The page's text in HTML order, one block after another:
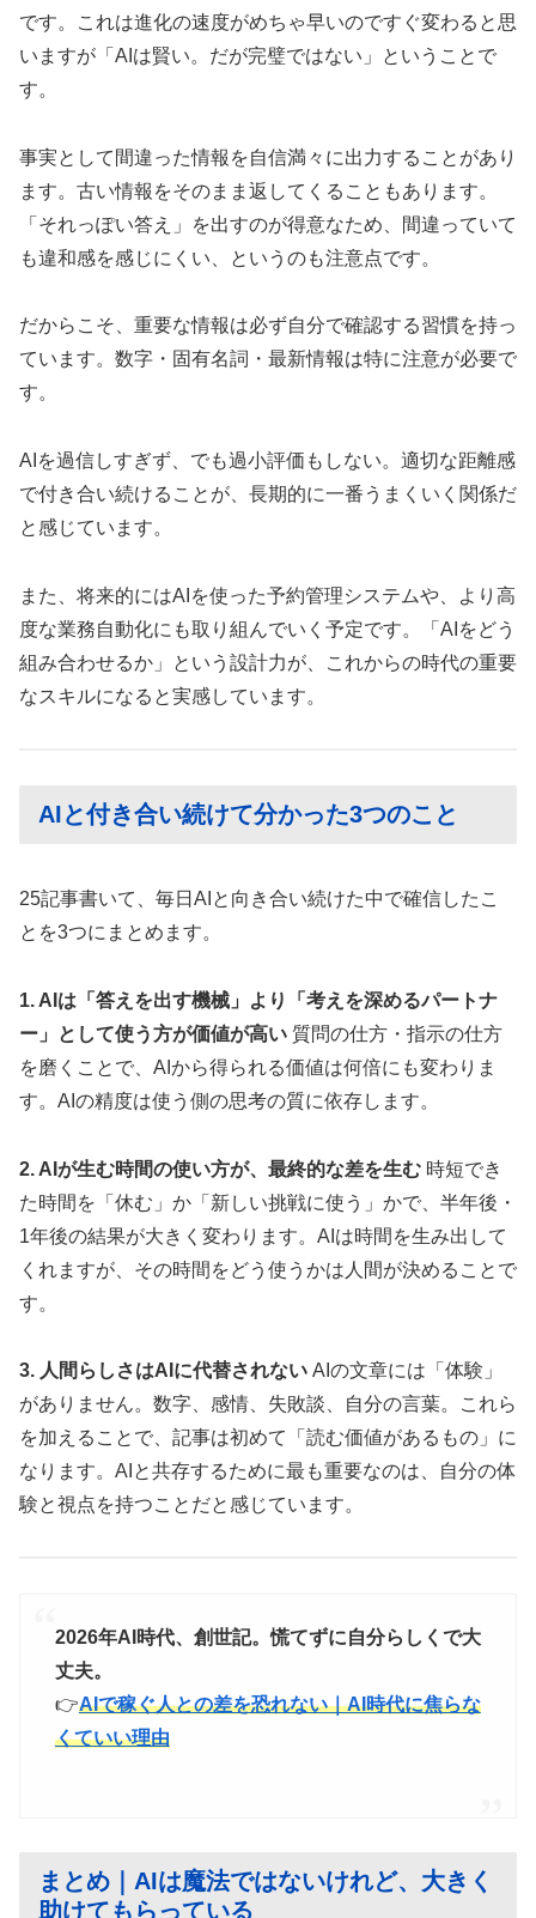
です。これは進化の速度がめちゃ早いのですぐ変わると思
いますが「AIは賢い。だが完璧ではない」ということで
す。
事実として間違った情報を自信満々に出力することがあり
ます。古い情報をそのまま返してくることもあります。
「それっぽい答え」を出すのが得意なため、間違っていて
も違和感を感じにくい、というのも注意点です。
だからこそ、重要な情報は必ず自分で確認する習慣を持っ
ています。数字・固有名詞・最新情報は特に注意が必要で
す。
AIを過信しすぎず、でも過小評価もしない。適切な距離感
で付き合い続けることが、長期的に一番うまくいく関係だ
と感じています。
また、将来的にはAIを使った予約管理システムや、より高
度な業務自動化にも取り組んでいく予定です。「AIをどう
組み合わせるか」という設計力が、これからの時代の重要
なスキルになると実感しています。
AIと付き合い続けて分かった3つのこと
25記事書いて、毎日AIと向き合い続けた中で確信したこ
とを3つにまとめます。
1. AIは「答えを出す機械」より「考えを深めるパートナ
ー」として使う方が価値が高い 質問の仕方・指示の仕方
を磨くことで、AIから得られる価値は何倍にも変わりま
す。AIの精度は使う側の思考の質に依存します。
2. AIが生む時間の使い方が、最終的な差を生む 時短でき
た時間を「休む」か「新しい挑戦に使う」かで、半年後・
1年後の結果が大きく変わります。AIは時間を生み出して
くれますが、その時間をどう使うかは人間が決めることで
す。
3. 人間らしさはAIに代替されない AIの文章には「体験」
がありません。数字、感情、失敗談、自分の言葉。これら
を加えることで、記事は初めて「読む価値があるもの」に
なります。AIと共存するために最も重要なのは、自分の体
験と視点を持つことだと感じています。
2026年AI時代、創世記。慌てずに自分らしくで大
丈夫。
👉AIで稼ぐ人との差を恐れない｜AI時代に焦らな
くていい理由
まとめ｜AIは魔法ではないけれど、大きく
助けてもらっている